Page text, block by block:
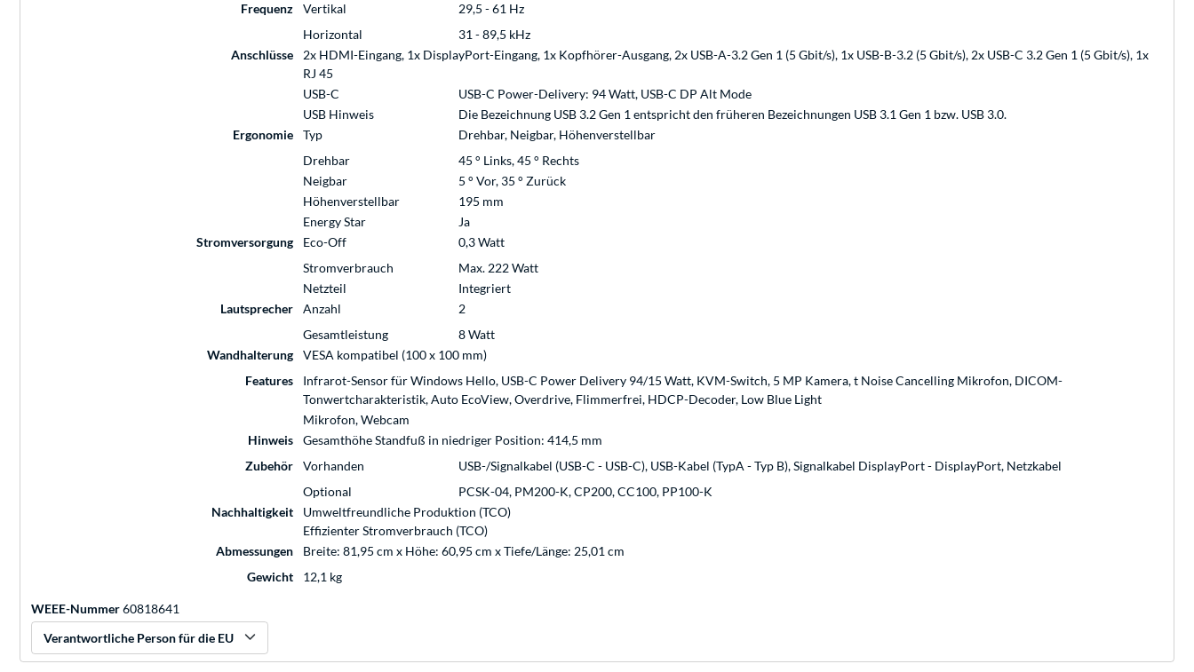
Frequenz
Vertikal
29,5 - 61 Hz
Horizontal
31 - 89,5 kHz
Anschlüsse
2x HDMI-Eingang, 1x DisplayPort-Eingang, 1x Kopfhörer-Ausgang, 2x USB-A-3.2 Gen 1 (5 Gbit/s), 1x USB-B-3.2 (5 Gbit/s), 2x USB-C 3.2 Gen 1 (5 Gbit/s), 1x
RJ 45
USB-C
USB-C Power-Delivery: 94 Watt, USB-C DP Alt Mode
USB Hinweis
Die Bezeichnung USB 3.2 Gen 1 entspricht den früheren Bezeichnungen USB 3.1 Gen 1 bzw. USB 3.0.
Ergonomie
Typ
Drehbar, Neigbar, Höhenverstellbar
Drehbar
45 ° Links, 45 ° Rechts
Neigbar
5 ° Vor, 35 ° Zurück
Höhenverstellbar
195 mm
Energy Star
Ja
Stromversorgung
Eco-Off
0,3 Watt
Stromverbrauch
Max. 222 Watt
Netzteil
Integriert
Lautsprecher
Anzahl
2
Gesamtleistung
8 Watt
Wandhalterung
VESA kompatibel (100 x 100 mm)
Features
Infrarot-Sensor für Windows Hello, USB-C Power Delivery 94/15 Watt, KVM-Switch, 5 MP Kamera, t Noise Cancelling Mikrofon, DICOM-
Tonwertcharakteristik, Auto EcoView, Overdrive, Flimmerfrei, HDCP-Decoder, Low Blue Light
Mikrofon, Webcam
Hinweis
Gesamthöhe Standfuß in niedriger Position: 414,5 mm
Zubehör
Vorhanden
USB-/Signalkabel (USB-C - USB-C), USB-Kabel (TypA - Typ B), Signalkabel DisplayPort - DisplayPort, Netzkabel
Optional
PCSK-04, PM200-K, CP200, CC100, PP100-K
Nachhaltigkeit
Umweltfreundliche Produktion (TCO)
Effizienter Stromverbrauch (TCO)
Abmessungen
Breite: 81,95 cm x Höhe: 60,95 cm x Tiefe/Länge: 25,01 cm
Gewicht
12,1 kg
WEEE-Nummer60818641
Verantwortliche Person für die EU